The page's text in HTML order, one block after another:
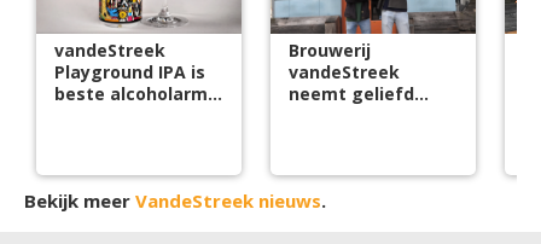
vandeStreek
Playground IPA is
beste alcoholarme
Brouwerij
vandeStreek
neemt geliefd
Bekijk meer VandeStreek nieuws.